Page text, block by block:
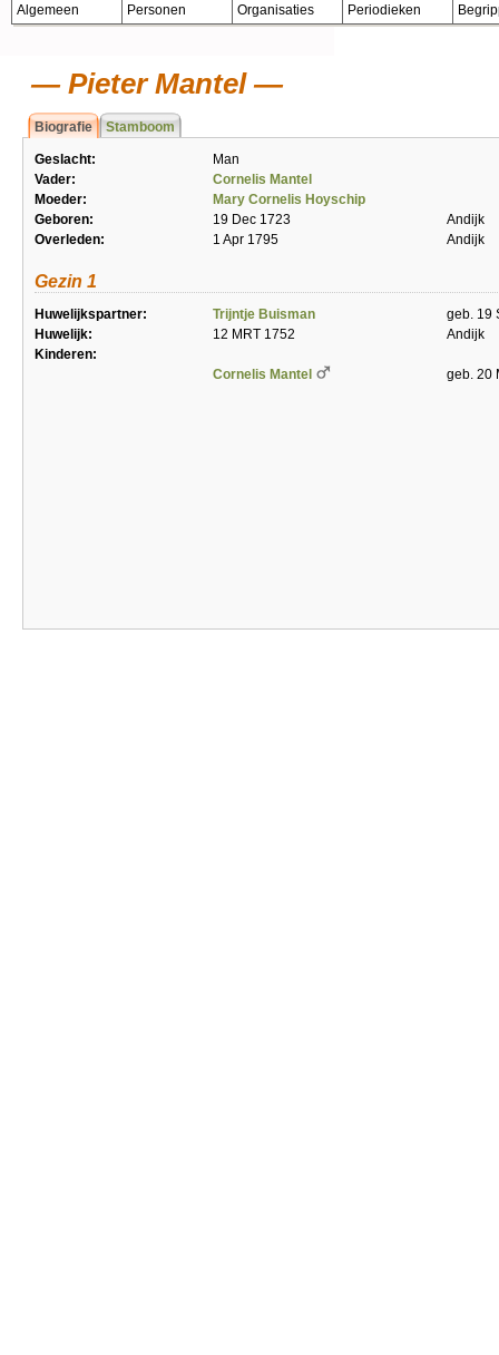
Algemeen Personen Organisaties Periodieken
Pieter Mantel
Biografie Stamboom
Geslacht:
Man
Vader:
Cornelis Mantel
Moeder:
Mary Cornelis Hoyschip
Geboren:
19 Dec 1723
Andijk
Overleden:
1 Apr 1795 Andijk
Gezin 1
Huwelijkspartner: Trijntje Buisman
geb. 19
Huwelijk:
12 MRT 1752
Andijk
Kinderen:
Cornelis Mantel
geb. 20